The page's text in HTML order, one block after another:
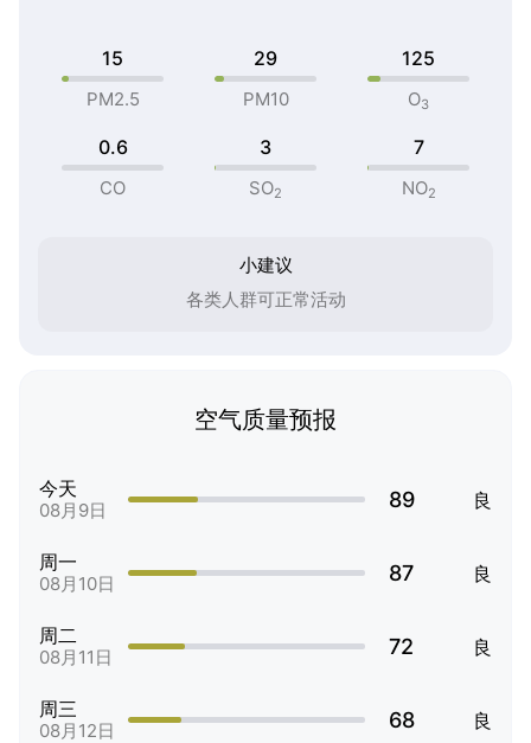
15
PM2.5
29
PM10
125
O3
0.6
CO
3
SO2
7
NO2
小建议
各类人群可正常活动
空气质量预报
今天
08月9日 89 良
周一
08月10日 87 良
周二
08月11日 72 良
周三
08月12日 68 良